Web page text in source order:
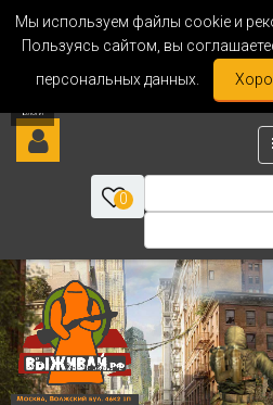
Мы используем файлы cookie и
Пользуясь сайтом, вы
персональных данных.
0